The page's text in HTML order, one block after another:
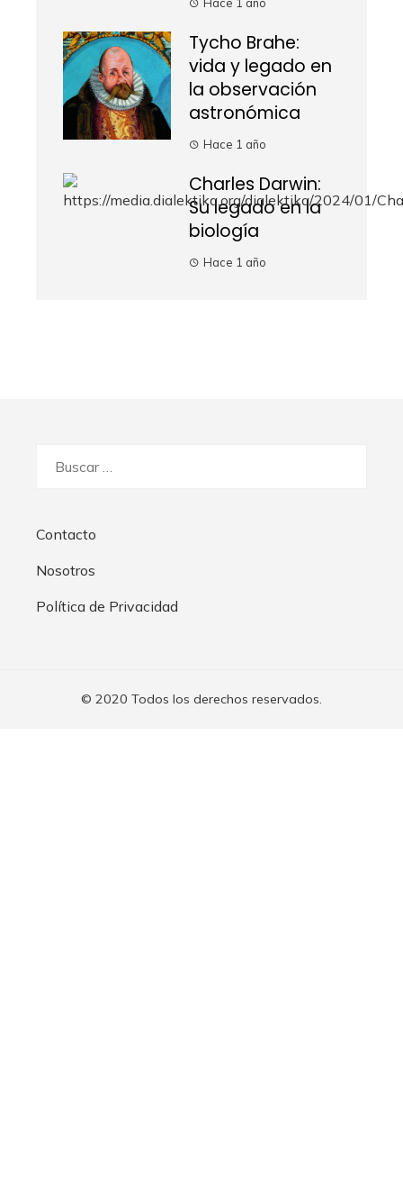
Hace 1 año
Tycho Brahe:
vida y legado en
la observación
astronómica
Hace 1 año
Charles Darwin:
Su legado en la
biología
Hace 1 año
Contacto
Nosotros
Política de Privacidad
© 2020 Todos los derechos reservados.